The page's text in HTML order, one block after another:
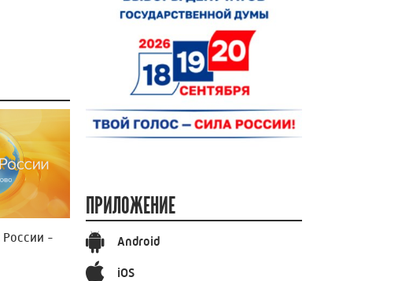
России -
ПРИЛОЖЕНИЕ
Android
iOS